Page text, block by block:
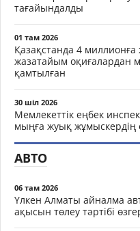
тағайындалды
01 там 2026
Қазақстанда 4 миллионға
жазатайым оқиғалардан
қамтылған
30 шіл 2026
Мемлекеттік еңбек
мыңға жуық жұмыскердің
АВТО
06 там 2026
Үлкен Алматы айналма
ақысын төлеу тәртібі